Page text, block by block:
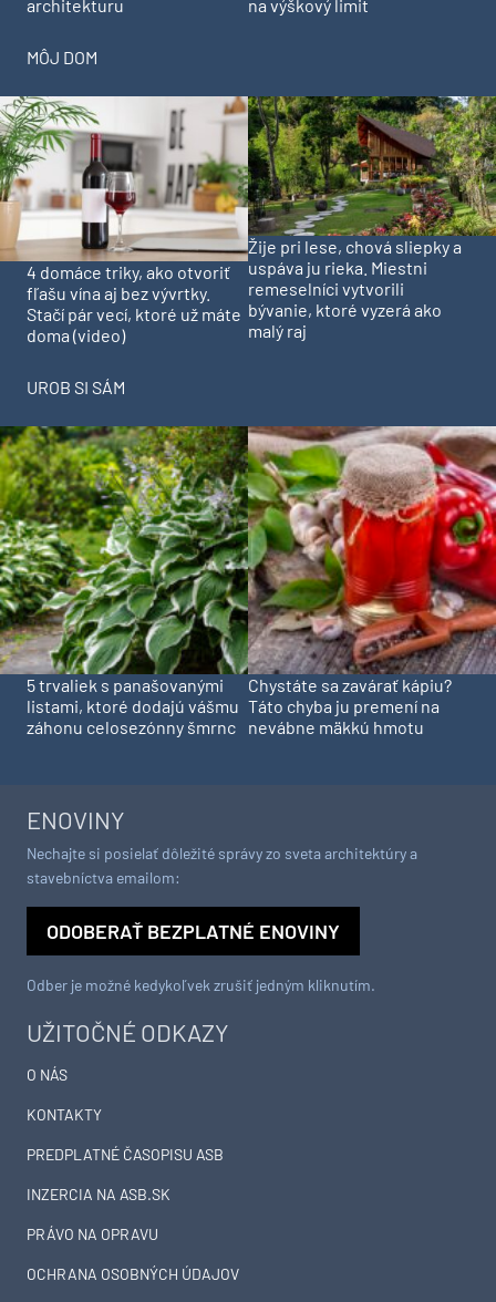
architekturu
na výškový limit
MÔJ DOM
4 domáce triky, ako otvoriť
fľašu vína aj bez vývrtky.
Stačí pár vecí, ktoré už máte
doma (video)
Žije pri lese, chová sliepky a
uspáva ju rieka. Miestni
remeselníci vytvorili
bývanie, ktoré vyzerá ako
malý raj
UROB SI SÁM
5 trvaliek s panašovanými
listami, ktoré dodajú vášmu
záhonu celosezónny šmrnc
Chystáte sa zavárať kápiu?
Táto chyba ju premení na
nevábne mäkkú hmotu
UŽITOČNÉ ODKAZY
O NÁS
KONTAKTY
PREDPLATNÉ ČASOPISU ASB
INZERCIA NA ASB.SK
PRÁVO NA OPRAVU
OCHRANA OSOBNÝCH ÚDAJOV
ENOVINY
Nechajte si posielať dôležité správy zo sveta architektúry a
stavebníctva emailom:
ODOBERAŤ BEZPLATNÉ ENOVINY
Odber je možné kedykoľvek zrušiť jedným kliknutím.